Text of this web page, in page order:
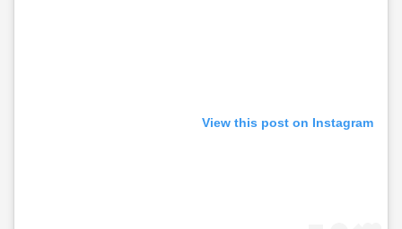
View this post on Instagram